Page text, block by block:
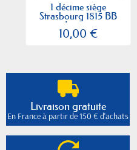
1 décime siège
Strasbourg 1815 BB
Louis...
10,00 €
Livraison gratuite
En France à partir de 150 € d'achats